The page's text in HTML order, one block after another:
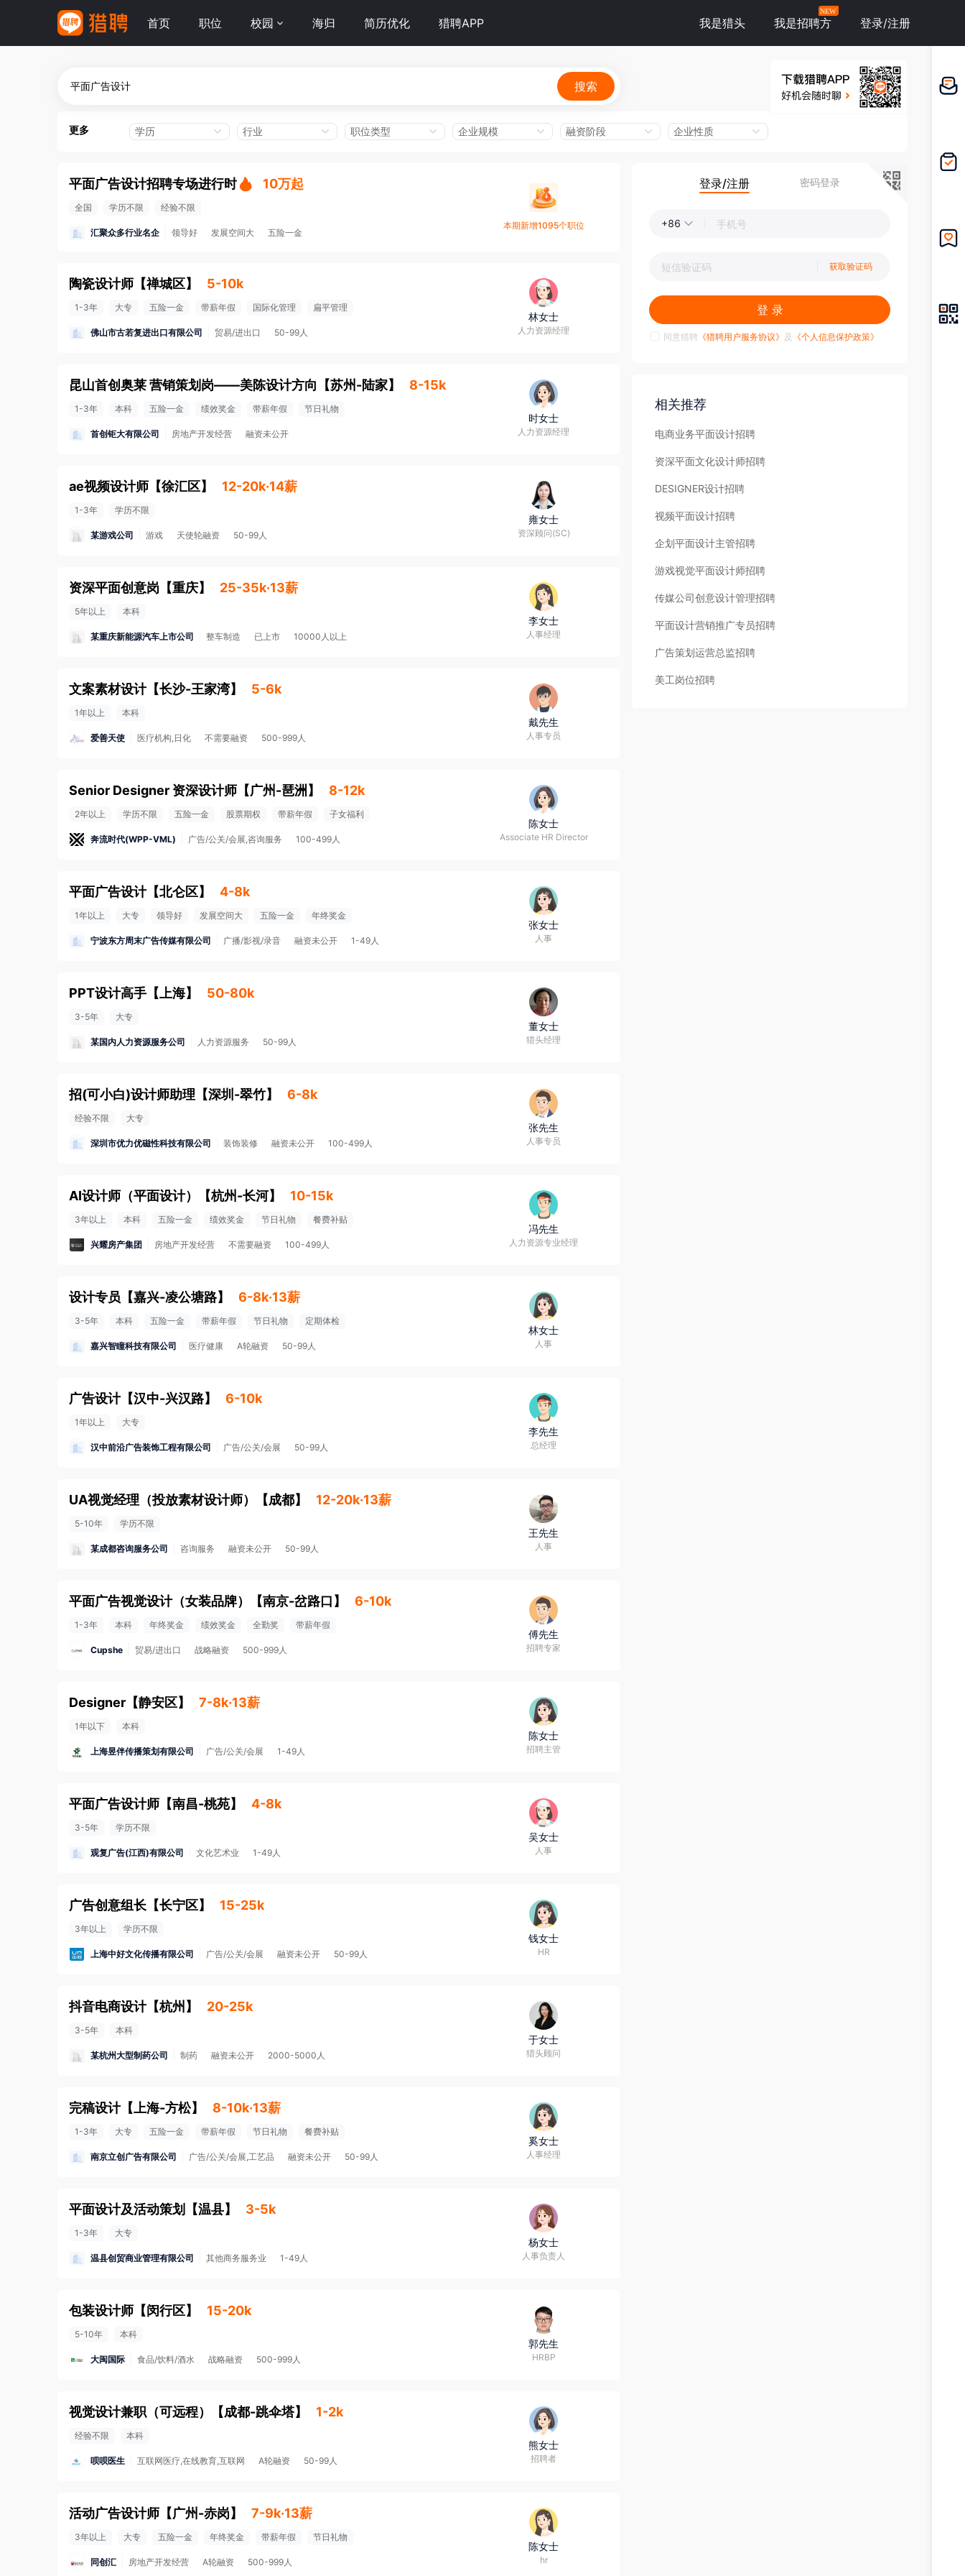
首页 职位 校园 海归 简历优化 猎聘APP 我是猎头 我是招聘方
NEW
登录/注册
搜索
更多 学历 行业 职位类型 企业规模 融资阶段 企业性质
平面广告设计招聘专场进行时 10万起
全国 学历不限 经验不限
汇聚众多行业名企 领导好 发展空间大 五险一金
本期新增1095个职位
陶瓷设计师 【禅城区】 5-10k
1-3年 大专 五险一金 带薪年假 国际化管理 扁平管理
佛山市古若复进出口有限公司 贸易/进出口 50-99人
林女士
人力资源经理
昆山首创奥莱 营销策划岗——美陈设计方向 【苏州-陆家】 8-15k
1-3年 本科 五险一金 绩效奖金 带薪年假 节日礼物
首创钜大有限公司 房地产开发经营 融资未公开
时女士
人力资源经理
ae视频设计师 【徐汇区】 12-20k·14薪
1-3年 学历不限
某游戏公司 游戏 天使轮融资 50-99人
雍女士
资深顾问(SC)
资深平面创意岗 【重庆】 25-35k·13薪
5年以上 本科
某重庆新能源汽车上市公司 整车制造 已上市 10000人以上
李女士
人事经理
文案素材设计 【长沙-王家湾】 5-6k
1年以上 本科
爱善天使 医疗机构,日化 不需要融资 500-999人
戴先生
人事专员
Senior Designer 资深设计师 【广州-琶洲 】 8-12k
2年以上 学历不限 五险一金 股票期权 带薪年假 子女福利
奔流时代(WPP-VML) 广告/公关/会展,咨询服务 100-499人
陈女士
Associate HR Director
平面广告设计 【北仑区】 4-8k
1年以上 大专 领导好 发展空间大 五险一金 年终奖金
宁波东方周末广告传媒有限公司 广播/影视/录音 融资未公开 1-49人
张女士
人事
PPT设计高手 【 上海】 50-80k
3-5年 大专
某国内人力资源服务公司 人力资源服务 50-99人
董女士
猎头经理
招(可小白)设计师助理 【深圳-翠竹】 6-8k
经验不限 大专
深圳市优力优磁性科技有限公司 装饰装修 融资未公开 100-499人
张先生
人事专员
AI设计师（平面设计） 【杭州-长河】 10-15k
3年以上 本科 五险一金 绩效奖金 节日礼物 餐费补贴
兴耀房产集团 房地产开发经营 不需要融资 100-499人
冯先生
人力资源专业经理
设计专员 【嘉兴-凌公塘路】 6-8k·13薪
3-5年 本科 五险一金 带薪年假 节日礼物 定期体检
嘉兴智瞳科技有限公司 医疗健康 A轮融资 50-99人
林女士
人事
广告设计 【汉中-兴汉路】 6-10k
1年以上 大专
汉中前沿广告装饰工程有限公司 广告/公关/会展 50-99人
李先生
总经理
UA视觉经理（投放素材设计师） 【成都】 12-20k·13薪
5-10年 学历不限
某成都咨询服务公司 咨询服务 融资未公开 50-99人
王先生
人事
平面广告视觉设计（女装品牌） 【南京-岔路口 】 6-10k
1-3年 本科 年终奖金 绩效奖金 全勤奖 带薪年假
Cupshe 贸易/进出口 战略融资 500-999人
傅先生
招聘专家
Designer 【静安区】 7-8k·13薪
1年以下 本科
上海昱伴传播策划有限公司 广告/公关/会展 1-49人
陈女士
招聘主管
平面广告设计师 【南昌-桃苑】 4-8k
3-5年 学历不限
观复广告(江西)有限公司 文化艺术业 1-49人
吴女士
人事
广告创意组长 【长宁区】 15-25k
3年以上 学历不限
上海中好文化传播有限公司 广告/公关/会展 融资未公开 50-99人
钱女士
HR
抖音电商设计 【杭州 】 20-25k
3-5年 本科
某杭州大型制药公司 制药 融资未公开 2000-5000人
于女士
猎头顾问
完稿设计 【 上海-方松】 8-10k·13薪
1-3年 大专 五险一金 带薪年假 节日礼物 餐费补贴
南京立创广告有限公司 广告/公关/会展,工艺品 融资未公开 50-99人
奚女士
人事经理
平面设计及活动策划 【温县】 3-5k
1-3年 大专
温县创贸商业管理有限公司 其他商务服务业 1-49人
杨女士
人事负责人
包装设计师 【闵行区】 15-20k
5-10年 本科
大闽国际 食品/饮料/酒水 战略融资 500-999人
郭先生
HRBP
视觉设计兼职（可远程） 【成都-跳伞塔】 1-2k
经验不限 本科
呗呗医生 互联网医疗,在线教育,互联网 A轮融资 50-99人
熊女士
招聘者
活动广告设计师 【广州-赤岗】 7-9k·13薪
3年以上 大专 五险一金 年终奖金 带薪年假 节日礼物
同创汇 房地产开发经营 A轮融资 500-999人
陈女士
hr
登录/注册 密码登录
+86
获取验证码
登 录
同意猎聘 《猎聘用户服务协议》 及 《个人信息保护政策》
相关推荐
电商业务平面设计招聘
资深平面文化设计师招聘
DESIGNER设计招聘
视频平面设计招聘
企划平面设计主管招聘
游戏视觉平面设计师招聘
传媒公司创意设计管理招聘
平面设计营销推广专员招聘
广告策划运营总监招聘
美工岗位招聘